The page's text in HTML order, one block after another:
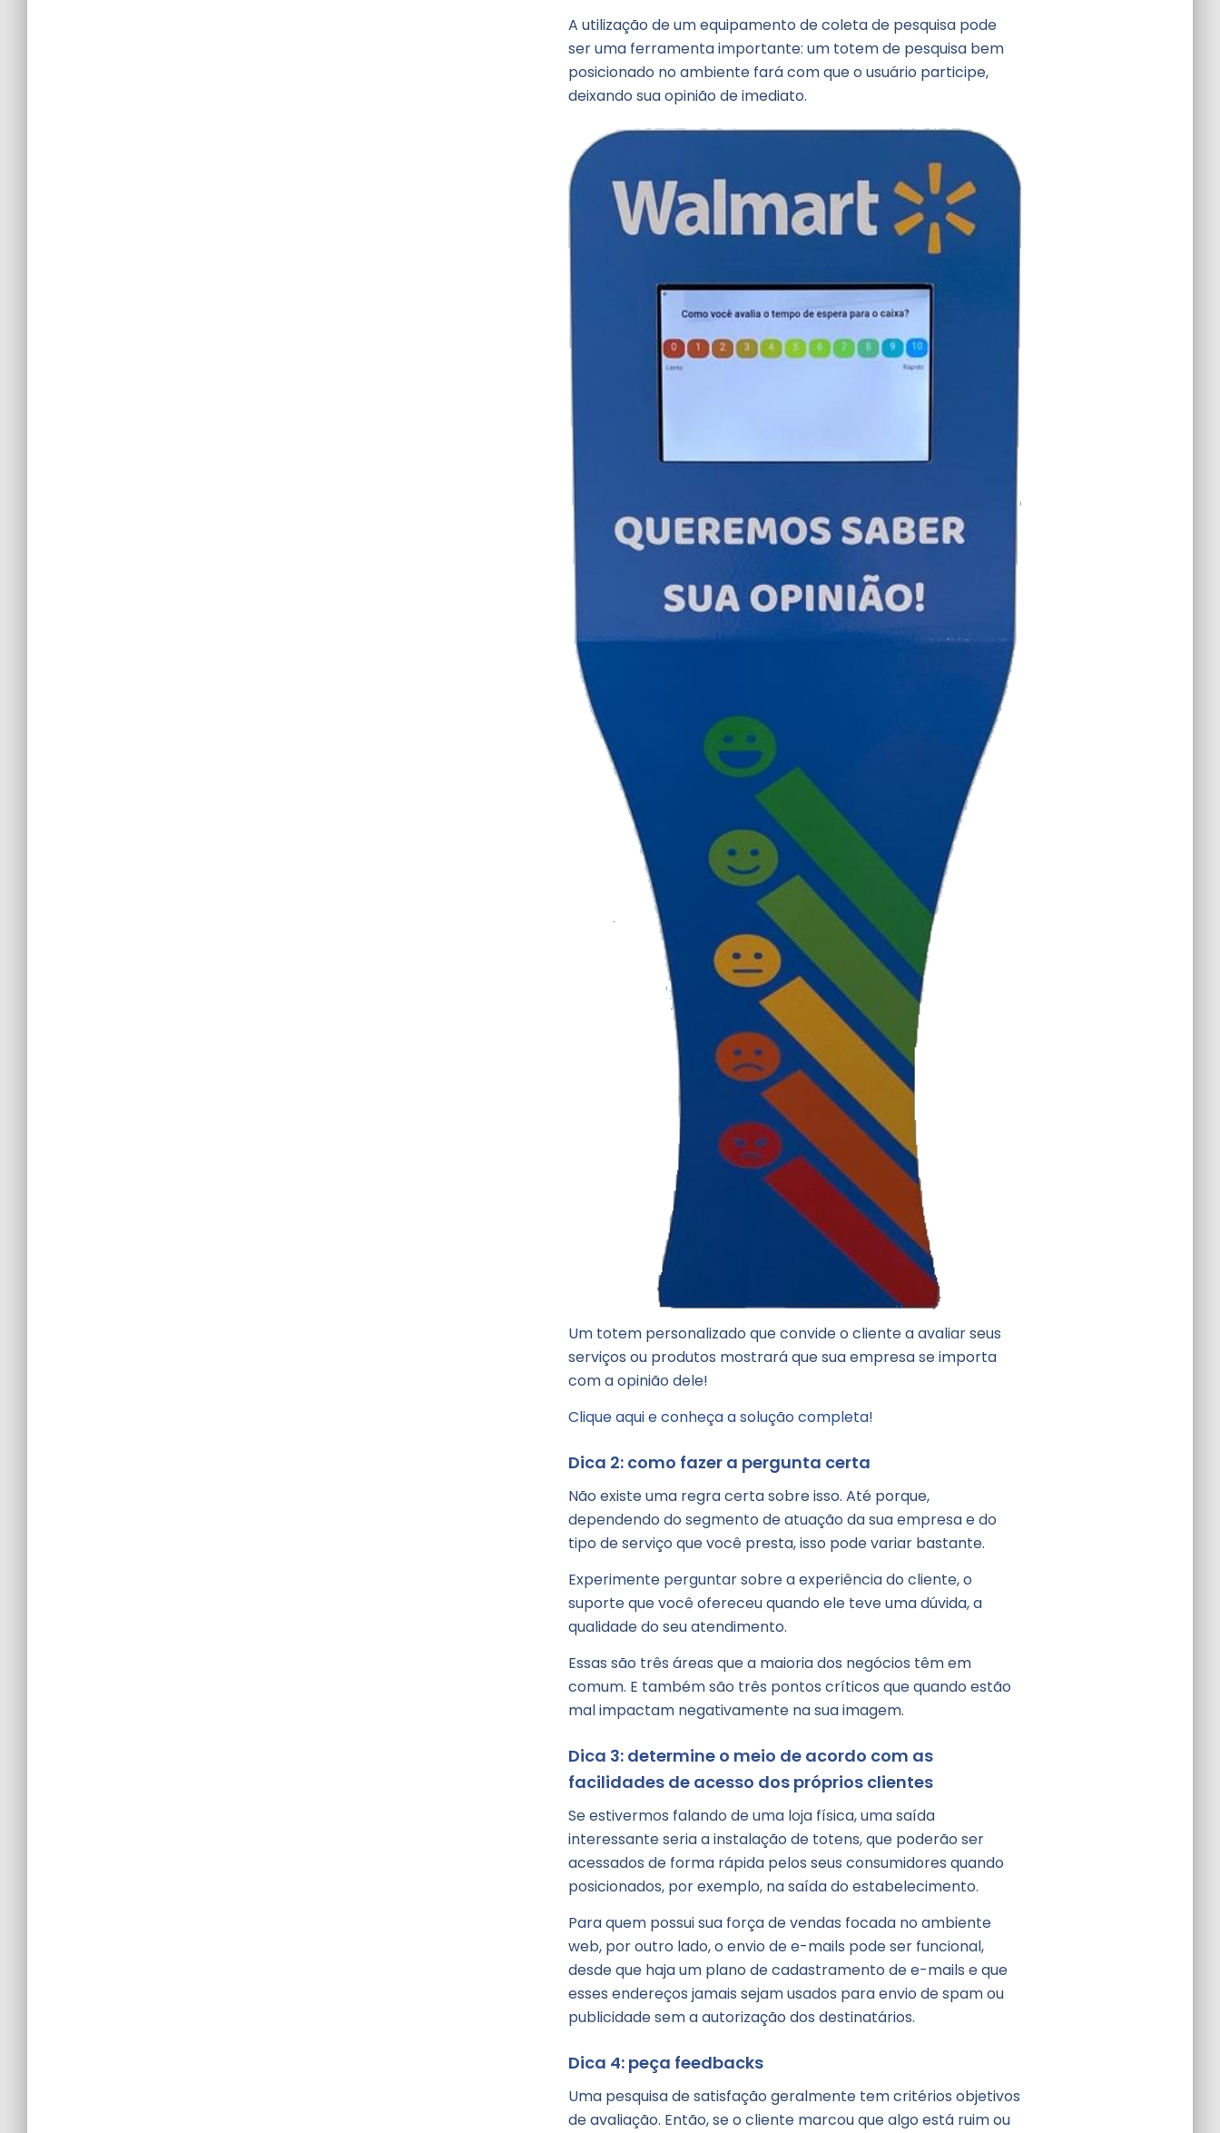
A utilização de um equipamento de coleta de pesquisa pode
ser uma ferramenta importante: um totem de pesquisa bem
posicionado no ambiente fará com que o usuário participe,
deixando sua opinião de imediato.
Um totem personalizado que convide o cliente a avaliar seus
serviços ou produtos mostrará que sua empresa se importa
com a opinião dele!
Clique aqui e conheça a solução completa!
Dica 2: como fazer a pergunta certa
Não existe uma regra certa sobre isso. Até porque,
dependendo do segmento de atuação da sua empresa e do
tipo de serviço que você presta, isso pode variar bastante.
Experimente perguntar sobre a experiência do cliente, o
suporte que você ofereceu quando ele teve uma dúvida, a
qualidade do seu atendimento.
Essas são três áreas que a maioria dos negócios têm em
comum. E também são três pontos críticos que quando estão
mal impactam negativamente na sua imagem.
Dica 3: determine o meio de acordo com as
facilidades de acesso dos próprios clientes
Se estivermos falando de uma loja física, uma saída
interessante seria a instalação de totens, que poderão ser
acessados de forma rápida pelos seus consumidores quando
posicionados, por exemplo, na saída do estabelecimento.
Para quem possui sua força de vendas focada no ambiente
web, por outro lado, o envio de e-mails pode ser funcional,
desde que haja um plano de cadastramento de e-mails e que
esses endereços jamais sejam usados para envio de spam ou
publicidade sem a autorização dos destinatários.
Dica 4: peça feedbacks
Uma pesquisa de satisfação geralmente tem critérios objetivos
de avaliação. Então, se o cliente marcou que algo está ruim ou